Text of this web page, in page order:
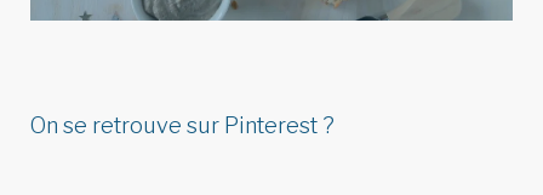
LIRE L'ARTICLE
On se retrouve sur Pinterest ?